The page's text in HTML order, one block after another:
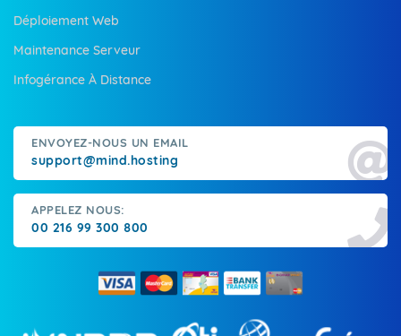
Déploiement Web
Maintenance Serveur
Infogérance À Distance
ENVOYEZ-NOUS UN EMAIL
support@mind.hosting
APPELEZ NOUS:
00 216 99 300 800